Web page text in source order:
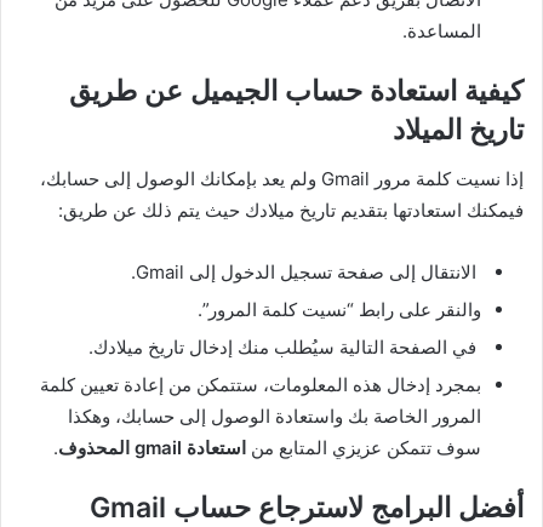
المساعدة.
كيفية استعادة حساب الجيميل عن طريق
تاريخ الميلاد
إذا نسيت كلمة مرور Gmail ولم يعد بإمكانك الوصول إلى حسابك،
فيمكنك استعادتها بتقديم تاريخ ميلادك حيث يتم ذلك عن طريق:
الانتقال إلى صفحة تسجيل الدخول إلى Gmail.
والنقر على رابط “نسيت كلمة المرور”.
في الصفحة التالية سيُطلب منك إدخال تاريخ ميلادك.
بمجرد إدخال هذه المعلومات، ستتمكن من إعادة تعيين كلمة
المرور الخاصة بك واستعادة الوصول إلى حسابك، وهكذا
سوف تتمكن عزيزي المتابع من استعادة gmail المحذوف .
أفضل البرامج لاسترجاع حساب Gmail